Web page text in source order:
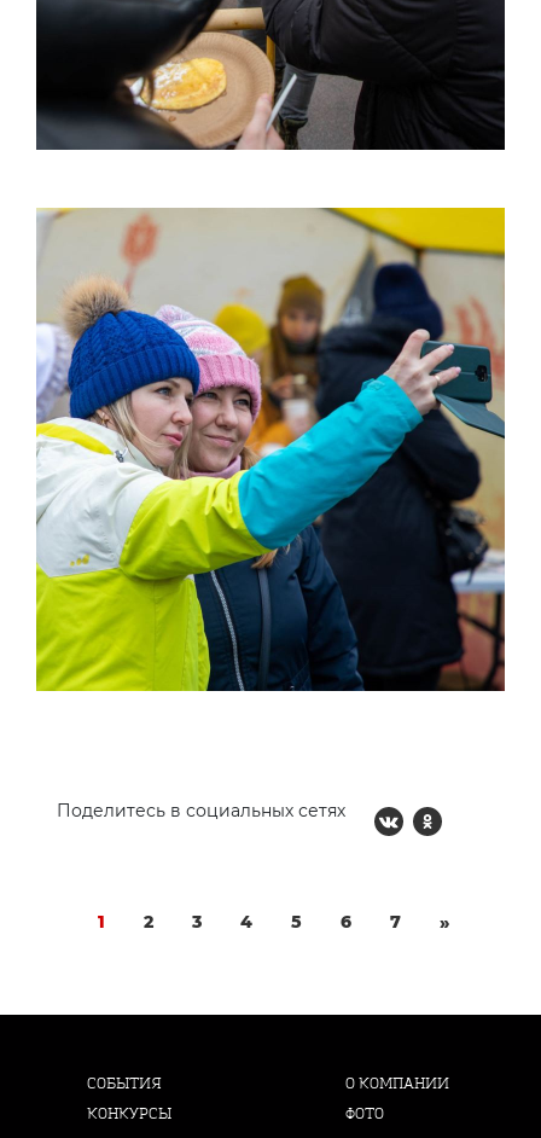
Поделитесь в социальных сетях
1 2 3 4 5 6 7 »
СОБЫТИЯ
КОНКУРСЫ
О КОМПАНИИ
ФОТО